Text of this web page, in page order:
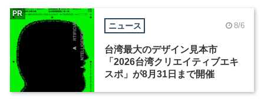
ニュース 8/6
台湾最大のデザイン見本市
「2026台湾クリエイティブエキ
スポ」が8月31日まで開催
PR